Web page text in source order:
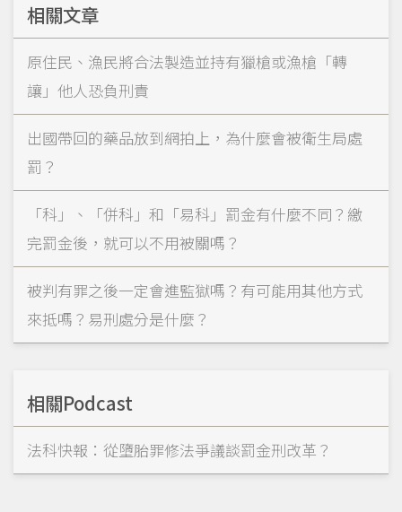
相關文章
原住民、漁民將合法製造並持有獵槍或漁槍「轉
讓」他人恐負刑責
出國帶回的藥品放到網拍上，為什麼會被衛生局處
罰？
「科」、「併科」和「易科」罰金有什麼不同？繳
完罰金後，就可以不用被關嗎？
被判有罪之後一定會進監獄嗎？有可能用其他方式
來抵嗎？易刑處分是什麼？
相關Podcast
法科快報：從墮胎罪修法爭議談罰金刑改革？